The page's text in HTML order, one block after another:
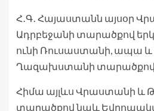
Հ․Գ․ Հայաստանն այսօր
Ադրբեջանի տարածքով
ունի Ռուսաստանի, ապա
Ղազախստանի տարածքով
Հիմա այլևս Վրաստանի և
տարածքով նաև